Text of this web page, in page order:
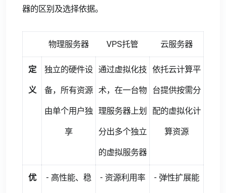
器的区别及选择依据。
物理服务器 VPS托管 云服务器
定
义
独立的硬件设
备，所有资源
由单个用户独
享
通过虚拟化技
术，在一台物
理服务器上划
分出多个独立
的虚拟服务器
依托云计算平
台提供按需分
配的虚拟化计
算资源
优 - 高性能、稳 - 资源利用率 - 弹性扩展能